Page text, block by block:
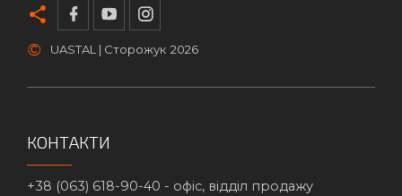
© UASTAL | Сторожук 2026
КОНТАКТИ
+38 (063) 618-90-40 - офіс, відділ продажу